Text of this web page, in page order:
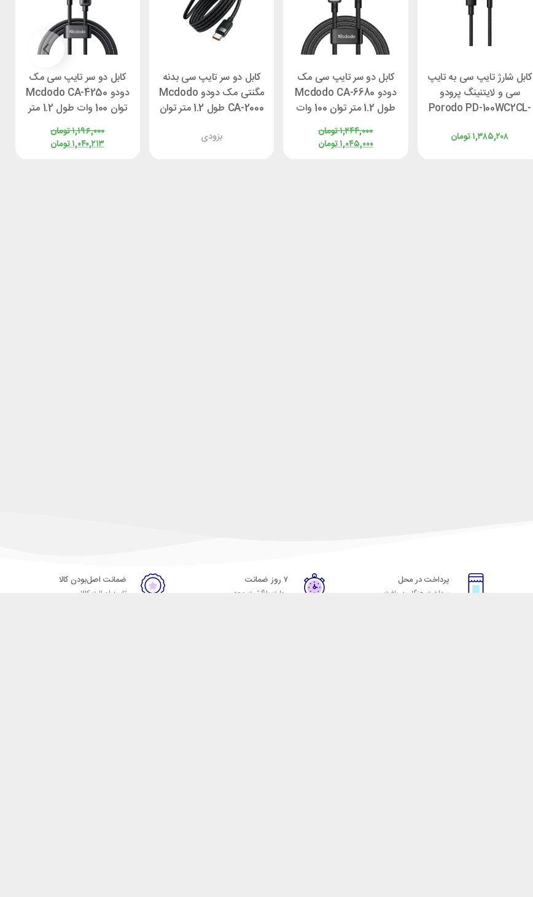
کابل شارژ تایپ سی به تایپ
سی و لایتنینگ پرودو
Porodo PD-100WC2CL-
تومان۱,۳۸۵,۲۰۸
کابل دو سر تایپ سی مک
دودو Mcdodo CA-6680
طول 1.2 متر توان 100 وات
تومان۱,۲۴۴,۰۰۰
تومان۱,۰۴۵,۰۰۰
کابل دو سر تایپ سی بدنه
مگنتی مک دودو Mcdodo
CA-2000 طول 1.2 متر توان
بزودی
کابل دو سر تایپ سی مک
دودو Mcdodo CA-4250
توان 100 وات طول 1.2 متر
تومان۱,۱۹۶,۰۰۰
تومان۱,۰۴۰,۲۱۳
پرداخت در محل
پرداخت هنگام دریافت
۷ روز ضمانت
مهلت بازگشت وجه
ضمانت اصل‌بودن کالا
تایید اصالت کالا